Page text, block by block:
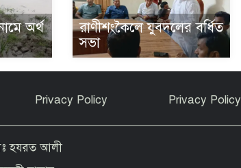
অর্থ
রাণীশংকৈলে যুবদলের বর্ধিত
সভা
Privacy Policy Privacy Policy
হযরত আলী